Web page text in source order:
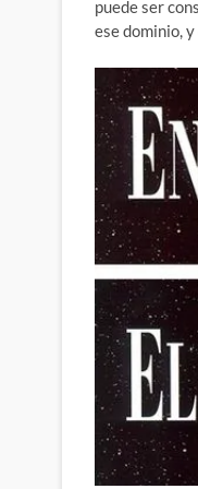
puede ser
ese dominio,